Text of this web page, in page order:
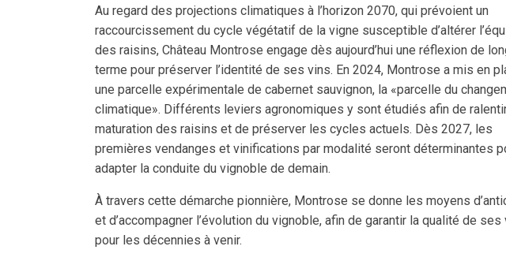
Au regard des projections climatiques à l’horizon 2070, qui prévoient un
raccourcissement du cycle végétatif de la vigne susceptible d’altérer
des raisins, Château Montrose engage dès aujourd’hui une réflexion de
terme pour préserver l’identité de ses vins. En 2024, Montrose a mis en
une parcelle expérimentale de cabernet sauvignon, la «parcelle du
climatique». Différents leviers agronomiques y sont étudiés afin de
maturation des raisins et de préserver les cycles actuels. Dès 2027, les
premières vendanges et vinifications par modalité seront déterminantes
adapter la conduite du vignoble de demain.
À travers cette démarche pionnière, Montrose se donne les moyens
et d’accompagner l’évolution du vignoble, afin de garantir la qualité de ses
pour les décennies à venir.